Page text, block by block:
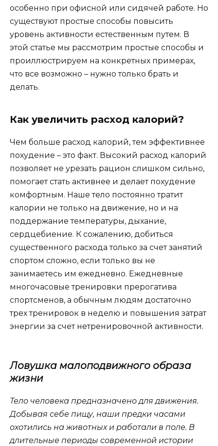
особенно при офисной или сидячей работе. Но
существуют простые способы повысить
уровень активности естественным путем. В
этой статье мы рассмотрим простые способы и
проиллюстрируем на конкретных примерах,
что все возможно – нужно только брать и
делать.
Как увеличить расход калорий?
Чем больше расход калорий, тем эффективнее
похудение – это факт. Высокий расход калорий
позволяет не урезать рацион слишком сильно,
помогает стать активнее и делает похудение
комфортным. Наше тело постоянно тратит
калории не только на движение, но и на
поддержание температуры, дыхание,
сердцебиение. К сожалению, добиться
существенного расхода только за счет занятий
спортом сложно, если только вы не
занимаетесь им ежедневно. Ежедневные
многочасовые тренировки прерогатива
спортсменов, а обычным людям достаточно
трех тренировок в неделю и повышения затрат
энергии за счет нетренировочной активности.
Ловушка малоподвижного образа
жизни
Тело человека предназначено для движения.
Добывая себе пищу, наши предки часами
охотились на животных и работали в поле. В
длительные периоды современной истории